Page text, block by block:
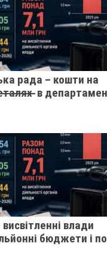
рада – кошти на
в
влади
бюджети і